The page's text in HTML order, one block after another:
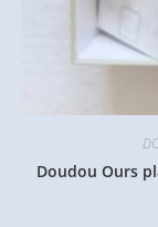
Doudou Ours